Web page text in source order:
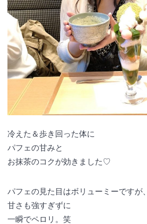
冷えた＆歩き回った体に
パフェの甘みと
お抹茶のコクが効きました♡
パフェの見た目はボリューミーですが、
甘さも強すぎずに
一瞬でペロリ。笑